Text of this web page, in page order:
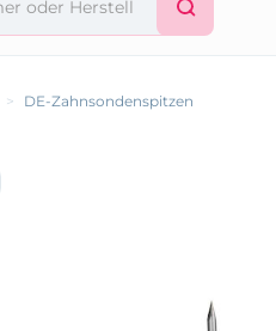
> DE-Zahnsondenspitzen